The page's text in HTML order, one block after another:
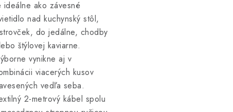
ideálne ako závesné
nad kuchynský stôl,
do jedálne, chodby
štýlovej kaviarne.
vynikne aj v
viacerých kusov
vedľa seba.
2-metrový kábel spolu